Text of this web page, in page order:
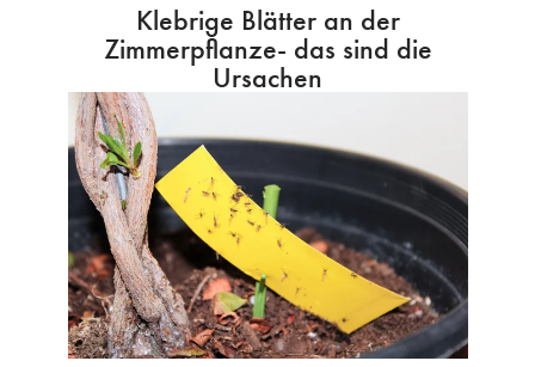
Klebrige Blätter an der
Zimmerpflanze- das sind die
Ursachen